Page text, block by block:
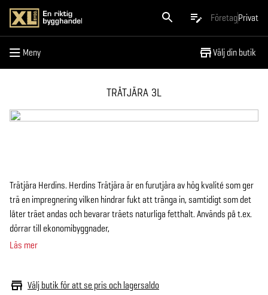
FöretagPrivat
Meny Välj din butik
Meny
TRÄTJÄRA 3L
Välj butik för att se pris och lagersaldo
Trätjära Herdins. Herdins Trätjära är en furutjära av hög kvalité som ger
trä en impregnering vilken hindrar fukt att tränga in, samtidigt som det
låter träet andas och bevarar träets naturliga fetthalt. Används på t.ex.
dörrar till ekonomibyggnader,
Läs mer